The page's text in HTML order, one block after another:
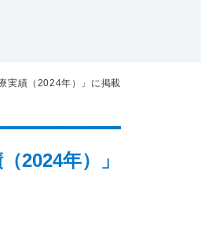
実績（2024年）」に掲載
2024年）」